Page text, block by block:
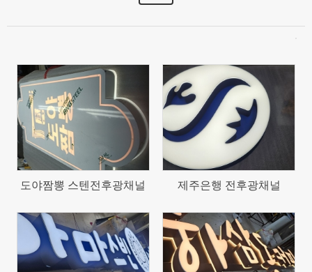
136
도야짬뽕 스텐전후광채널
138
제주은행 전후광채널
151 178